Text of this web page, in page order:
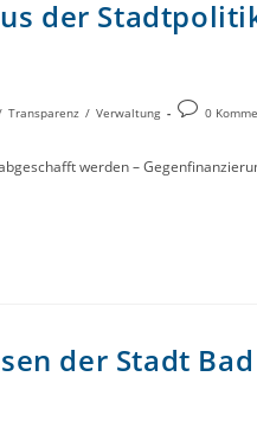
der
Transparenz / Verwaltung 0
werden –
der Stadt